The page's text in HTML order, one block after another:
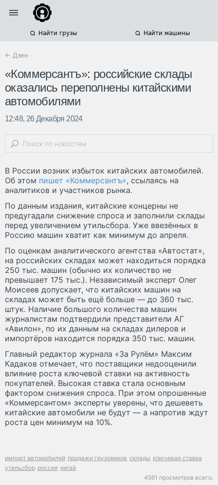
Найти грузы Найти машины
← Дзен
«Коммерсантъ»: российские склады
оказались переполнены китайскими
автомобилями
12:48, 26 Декабря 2024
В России возник избыток китайских автомобилей.
Об этом пишет «Коммерсантъ», ссылаясь на
аналитиков и участников рынка.
По данным издания, китайские концерны не
предугадали снижение спроса и заполнили склады
перед увеличением утильсбора. Уже ввезённых в
Россию машин хватит как минимум до апреля.
По оценкам аналитического агентства «Автостат»,
на российских складах может находиться порядка
250 тыс. машин (обычно их количество не
превышает 175 тыс.). Независимый эксперт Олег
Моисеев допускает, что китайских машин на
складах может быть ещё больше — до 360 тыс.
штук. Наличие большого количества машин
журналистам подтвердили представители АГ
«Авилон», по их данным на складах дилеров и
импортёров находится порядка 350 тыс. машин.
Главный редактор журнала «За Рулём» Максим
Кадаков отмечает, что поставщики недооценили
влияние роста ключевой ставки на активность
покупателей. Высокая ставка стала основным
фактором снижения спроса. При этом опрошенные
«Коммерсантом» эксперты уверены, что дешеветь
китайские автомобили не будут — а напротив ждут
роста цен минимум на 10%.
импорт автомобилей продажи грузовиков склады ключевая ставка
утильсбор россия китай
4561 просмотров всего.